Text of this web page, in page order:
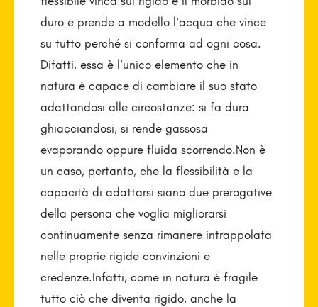
duro e prende a modello l’acqua che vince
su tutto perché si conforma ad ogni cosa.
Difatti, essa è l’unico elemento che in
natura è capace di cambiare il suo stato
adattandosi alle circostanze: si fa dura
ghiacciandosi, si rende gassosa
evaporando oppure fluida scorrendo.Non è
un caso, pertanto, che la flessibilità e la
capacità di adattarsi siano due prerogative
della persona che voglia migliorarsi
continuamente senza rimanere intrappolata
nelle proprie rigide convinzioni e
credenze.Infatti, come in natura è fragile
tutto ciò che diventa rigido, anche la